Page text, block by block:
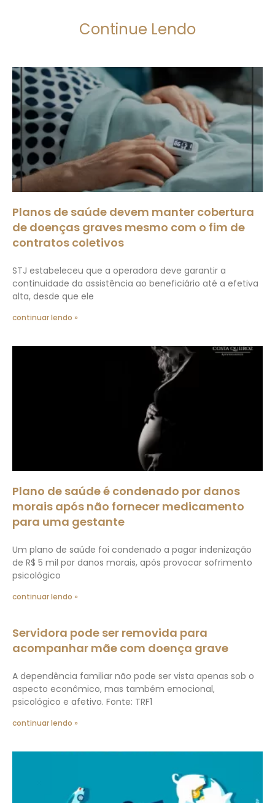
Continue Lendo
Planos de saúde devem manter cobertura
de doenças graves mesmo com o fim de
contratos coletivos
STJ estabeleceu que a operadora deve garantir a
continuidade da assistência ao beneficiário até a efetiva
alta, desde que ele
continuar lendo »
Plano de saúde é condenado por danos
morais após não fornecer medicamento
para uma gestante
Um plano de saúde foi condenado a pagar indenização
de R$ 5 mil por danos morais, após provocar sofrimento
psicológico
continuar lendo »
Servidora pode ser removida para
acompanhar mãe com doença grave
A dependência familiar não pode ser vista apenas sob o
aspecto econômico, mas também emocional,
psicológico e afetivo. Fonte: TRF1
continuar lendo »